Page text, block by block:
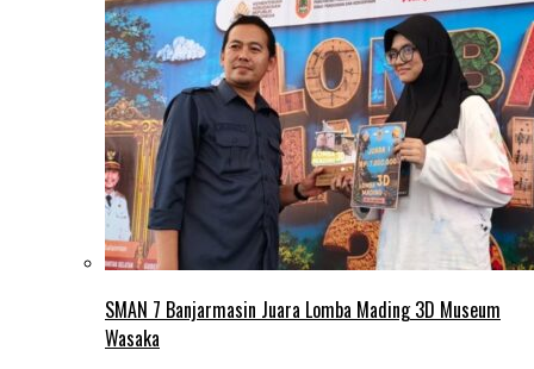
SMAN 7 Banjarmasin Juara Lomba Mading 3D Museum
Wasaka